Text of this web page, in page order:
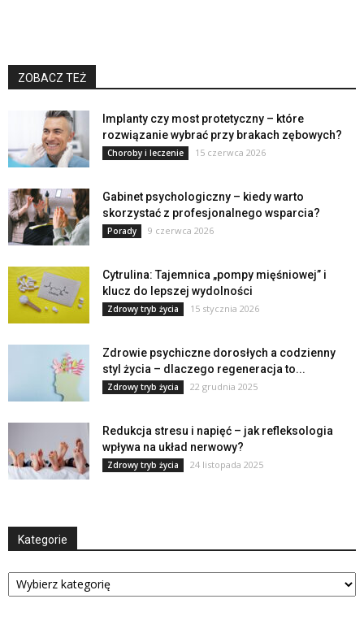
ZOBACZ TEŻ
Implanty czy most protetyczny – które
rozwiązanie wybrać przy brakach zębowych?
Choroby i leczenie 15 czerwca 2026
Gabinet psychologiczny – kiedy warto
skorzystać z profesjonalnego wsparcia?
Porady 9 czerwca 2026
Cytrulina: Tajemnica „pompy mięśniowej” i
klucz do lepszej wydolności
Zdrowy tryb życia 15 stycznia 2026
Zdrowie psychiczne dorosłych a codzienny
styl życia – dlaczego regeneracja to...
Zdrowy tryb życia 22 grudnia 2025
Redukcja stresu i napięć – jak refleksologia
wpływa na układ nerwowy?
Zdrowy tryb życia 24 listopada 2025
Kategorie
Kategorie